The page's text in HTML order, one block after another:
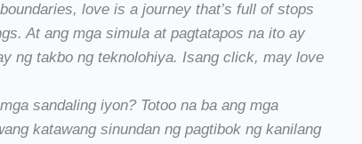
love is a journey that’s full of stops
At ang mga simula at pagtatapos na ito ay
ng takbo ng teknolohiya. Isang click, may love
sandaling iyon? Totoo na ba ang mga
katawang sinundan ng pagtibok ng kanilang